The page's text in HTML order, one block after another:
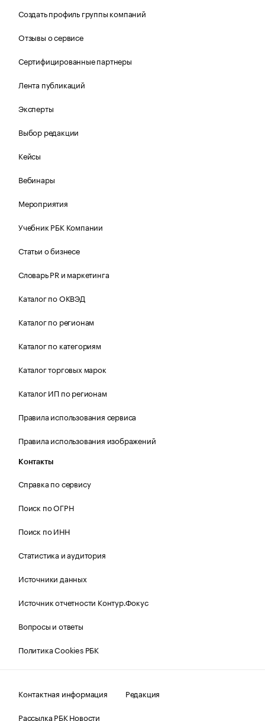
Создать профиль группы компаний
Отзывы о сервисе
Сертифицированные партнеры
Лента публикаций
Эксперты
Выбор редакции
Кейсы
Вебинары
Мероприятия
Учебник РБК Компании
Статьи о бизнесе
Словарь PR и маркетинга
Каталог по ОКВЭД
Каталог по регионам
Каталог по категориям
Каталог торговых марок
Каталог ИП по регионам
Правила использования сервиса
Правила использования изображений
Контакты
Справка по сервису
Поиск по ОГРН
Поиск по ИНН
Статистика и аудитория
Источники данных
Источник отчетности Контур.Фокус
Вопросы и ответы
Политика Cookies РБК
Контактная информация
Редакция
Рассылка РБК Новости